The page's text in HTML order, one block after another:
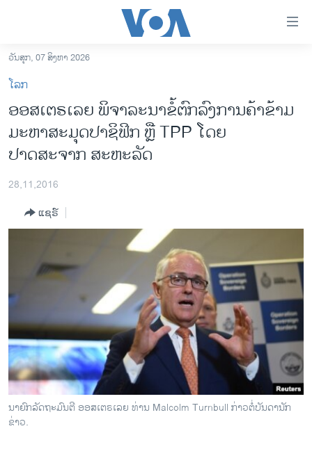
ເຂົ້າ
ຫາ
ຂ້າມ
ຂ້າມ
ໄປ
ຫາ
ຊອກ
ການເລືອກຕັ້ງ ປະທານາທີບໍດີ ສະຫະລັດ 2024
ອິດສະຫຼະພາບດ້ານການຂ່າວ
ຊີວິດຊາວລາວ
ຊຸມຊົນຊາວລາວ
ວິທະຍາສາດ-ເທັກໂນໂລຈີ
ທຸລະກິດ
ພາສາອັງກິດ
ວີດີໂອ
ສຽງ
ວັນສຸກ, 07 ສິງຫາ 2026
ໂລກ
ອອສເຕຣເລຍ ພິຈາລະນາຂໍ້ຕົກລົງການຄ້າຂ້າມ
ມະຫາສະມຸດປາຊິຟິກ ຫຼື TPP ໂດຍ
ປາດສະຈາກ ສະຫະລັດ
28,11,2016
ແຊຣ໌
ນາຍົກລັດຖະມົນຕີ ອອສເຕຣເລຍ ທ່ານ Malcolm Turnbull ກ່າວຕໍ່ບັນດານັກ
ຂ່າວ.